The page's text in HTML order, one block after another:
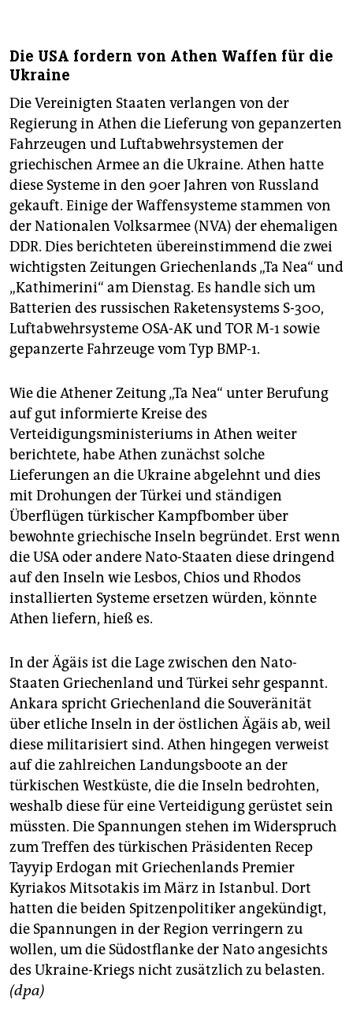
Die USA fordern von Athen Waffen für die
Ukraine
Die Vereinigten Staaten verlangen von der
Regierung in Athen die Lieferung von gepanzerten
Fahrzeugen und Luftabwehrsystemen der
griechischen Armee an die Ukraine. Athen hatte
diese Systeme in den 90er Jahren von Russland
gekauft. Einige der Waffensysteme stammen von
der Nationalen Volksarmee (NVA) der ehemaligen
DDR. Dies berichteten übereinstimmend die zwei
wichtigsten Zeitungen Griechenlands „Ta Nea“ und
„Kathimerini“ am Dienstag. Es handle sich um
Batterien des russischen Raketensystems S-300,
Luftabwehrsysteme OSA-AK und TOR M-1 sowie
gepanzerte Fahrzeuge vom Typ BMP-1.
Wie die Athener Zeitung „Ta Nea“ unter Berufung
auf gut informierte Kreise des
Verteidigungsministeriums in Athen weiter
berichtete, habe Athen zunächst solche
Lieferungen an die Ukraine abgelehnt und dies
mit Drohungen der Türkei und ständigen
Überflügen türkischer Kampfbomber über
bewohnte griechische Inseln begründet. Erst wenn
die USA oder andere Nato-Staaten diese dringend
auf den Inseln wie Lesbos, Chios und Rhodos
installierten Systeme ersetzen würden, könnte
Athen liefern, hieß es.
In der Ägäis ist die Lage zwischen den Nato-
Staaten Griechenland und Türkei sehr gespannt.
Ankara spricht Griechenland die Souveränität
über etliche Inseln in der östlichen Ägäis ab, weil
diese militarisiert sind. Athen hingegen verweist
auf die zahlreichen Landungsboote an der
türkischen Westküste, die die Inseln bedrohten,
weshalb diese für eine Verteidigung gerüstet sein
müssten. Die Spannungen stehen im Widerspruch
zum Treffen des türkischen Präsidenten Recep
Tayyip Erdogan mit Griechenlands Premier
Kyriakos Mitsotakis im März in Istanbul. Dort
hatten die beiden Spitzenpolitiker angekündigt,
die Spannungen in der Region verringern zu
wollen, um die Südostflanke der Nato angesichts
des Ukraine-Kriegs nicht zusätzlich zu belasten.
(dpa)